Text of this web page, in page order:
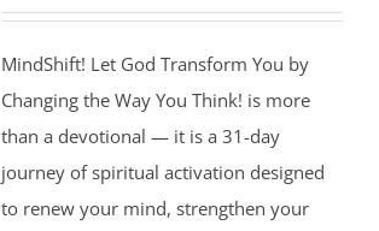
MindShift! Let God Transform You by
Changing the Way You Think! is more
than a devotional — it is a 31-day
journey of spiritual activation designed
to renew your mind, strengthen your